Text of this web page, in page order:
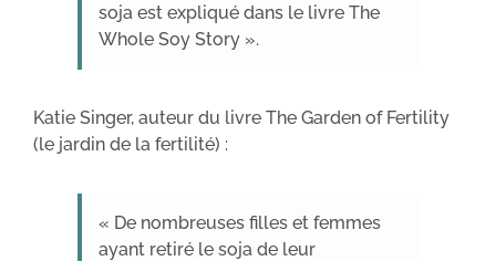
soja est expliqué dans le livre The
Whole Soy Story ».
Katie Singer, auteur du livre The Garden of Fertility
(le jardin de la fertilité) :
« De nombreuses filles et femmes
ayant retiré le soja de leur